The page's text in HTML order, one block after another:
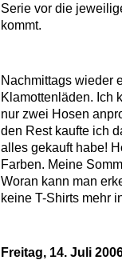
Serie vor die
kommt.
Nachmittags wieder
Klamottenläden. Ich
nur zwei Hosen
den Rest kaufte ich
alles gekauft habe!
Farben. Meine
Woran kann man
keine T-Shirts mehr
Freitag, 14. Juli